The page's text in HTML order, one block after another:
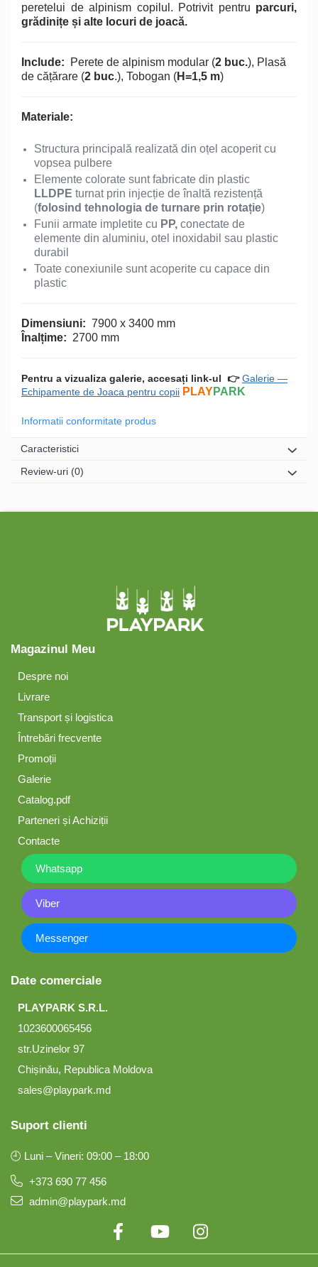
peretelui de alpinism copilul. Potrivit pentru parcuri,
grădinițe și alte locuri de joacă.
Include: Perete de alpinism modular (2 buc.), Plasă
de cățărare (2 buc.), Tobogan (H=1,5 m)
Materiale:
Structura principală realizată din oțel acoperit cu
vopsea pulbere
Elemente colorate sunt fabricate din plastic
LLDPE turnat prin injecție de înaltă rezistență
(folosind tehnologia de turnare prin rotație)
Funii armate impletite cu PP, conectate de
elemente din aluminiu, otel inoxidabil sau plastic
durabil
Toate conexiunile sunt acoperite cu capace din
plastic
Dimensiuni: 7900 х 3400 mm
Înalțime: 2700 mm
Pentru a vizualiza galerie, accesați link-ul 👉Galerie —
Echipamente de Joaca pentru copii PLAYPARK
Informatii conformitate produs
Caracteristici
Review-uri (0)
Magazinul Meu
Despre noi
Livrare
Transport și logistica
Întrebări frecvente
Promoții
Galerie
Catalog.pdf
Parteneri și Achiziții
Contacte
Whatsapp
Viber
Messenger
Date comerciale
PLAYPARK S.R.L.
1023600065456
str.Uzinelor 97
Chișinău, Republica Moldova
sales@playpark.md
Suport clienti
🕘 Luni – Vineri: 09:00 – 18:00
+373 690 77 456
admin@playpark.md